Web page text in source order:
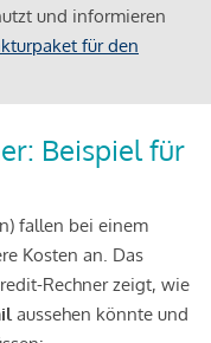
und informieren
für den
Beispiel für
fallen bei einem
Kosten an. Das
Rechner zeigt, wie
aussehen könnte und